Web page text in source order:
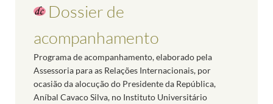
Dossier de
acompanhamento
Programa de acompanhamento, elaborado pela
Assessoria para as Relações Internacionais, por
ocasião da alocução do Presidente da República,
Aníbal Cavaco Silva, no Instituto Universitário